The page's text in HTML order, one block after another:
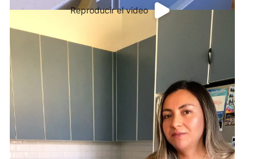
Reproducir el video